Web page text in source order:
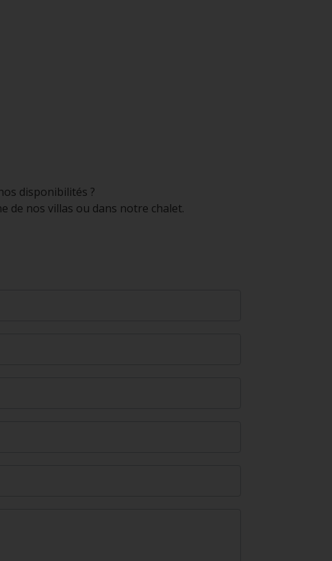
disponibilités ?
de nos villas ou dans notre chalet.